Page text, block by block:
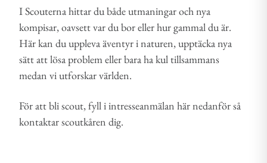
I Scouterna hittar du både utmaningar och nya
kompisar, oavsett var du bor eller hur gammal du är.
Här kan du uppleva äventyr i naturen, upptäcka nya
sätt att lösa problem eller bara ha kul tillsammans
medan vi utforskar världen.
För att bli scout, fyll i intresseanmälan här nedanför så
kontaktar scoutkåren dig.